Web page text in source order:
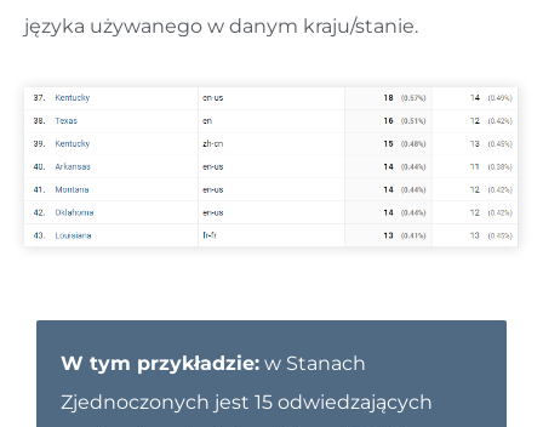
języka używanego w danym kraju/stanie.
W tym przykładzie: w Stanach
Zjednoczonych jest 15 odwiedzających